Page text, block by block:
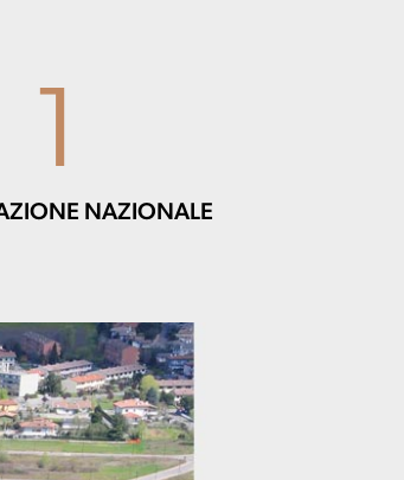
1
NAZIONALE